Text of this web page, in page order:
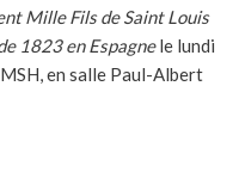
Mille Fils de Saint Louis
1823 en Espagnele lundi
en salle Paul-Albert